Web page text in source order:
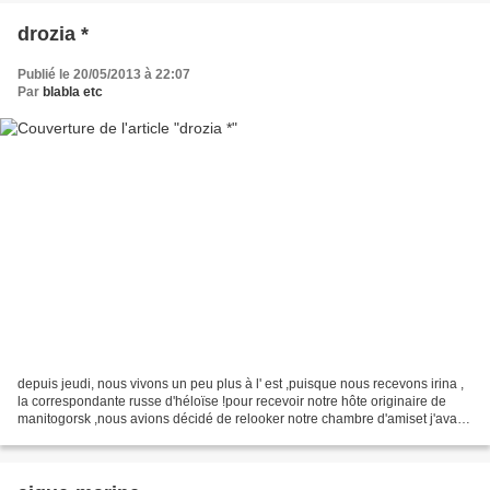
drozia *
Publié le 20/05/2013 à 22:07
Par blabla etc
depuis jeudi, nous vivons un peu plus à l' est ,puisque nous recevons irina ,
la correspondante russe d'héloïse !pour recevoir notre hôte originaire de
manitogorsk ,nous avions décidé de relooker notre chambre d'amiset j'avais